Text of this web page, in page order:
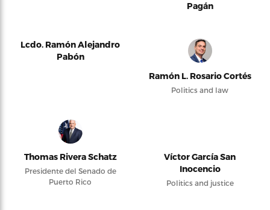
Pagán
Lcdo. Ramón Alejandro
Pabón
Ramón L. Rosario Cortés
Politics and law
Thomas Rivera Schatz
Presidente del Senado de
Puerto Rico
Víctor García San
Inocencio
Politics and justice